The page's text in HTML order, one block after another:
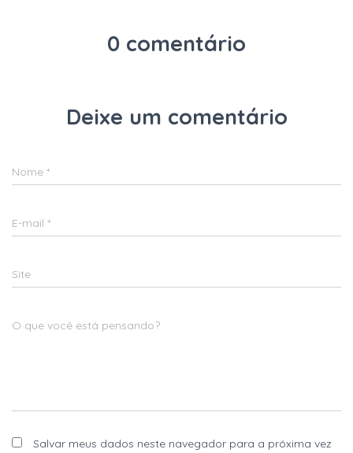
0 comentário
Deixe um comentário
Nome *
E-mail *
Site
O que você está pensando?
Salvar meus dados neste navegador para a próxima vez